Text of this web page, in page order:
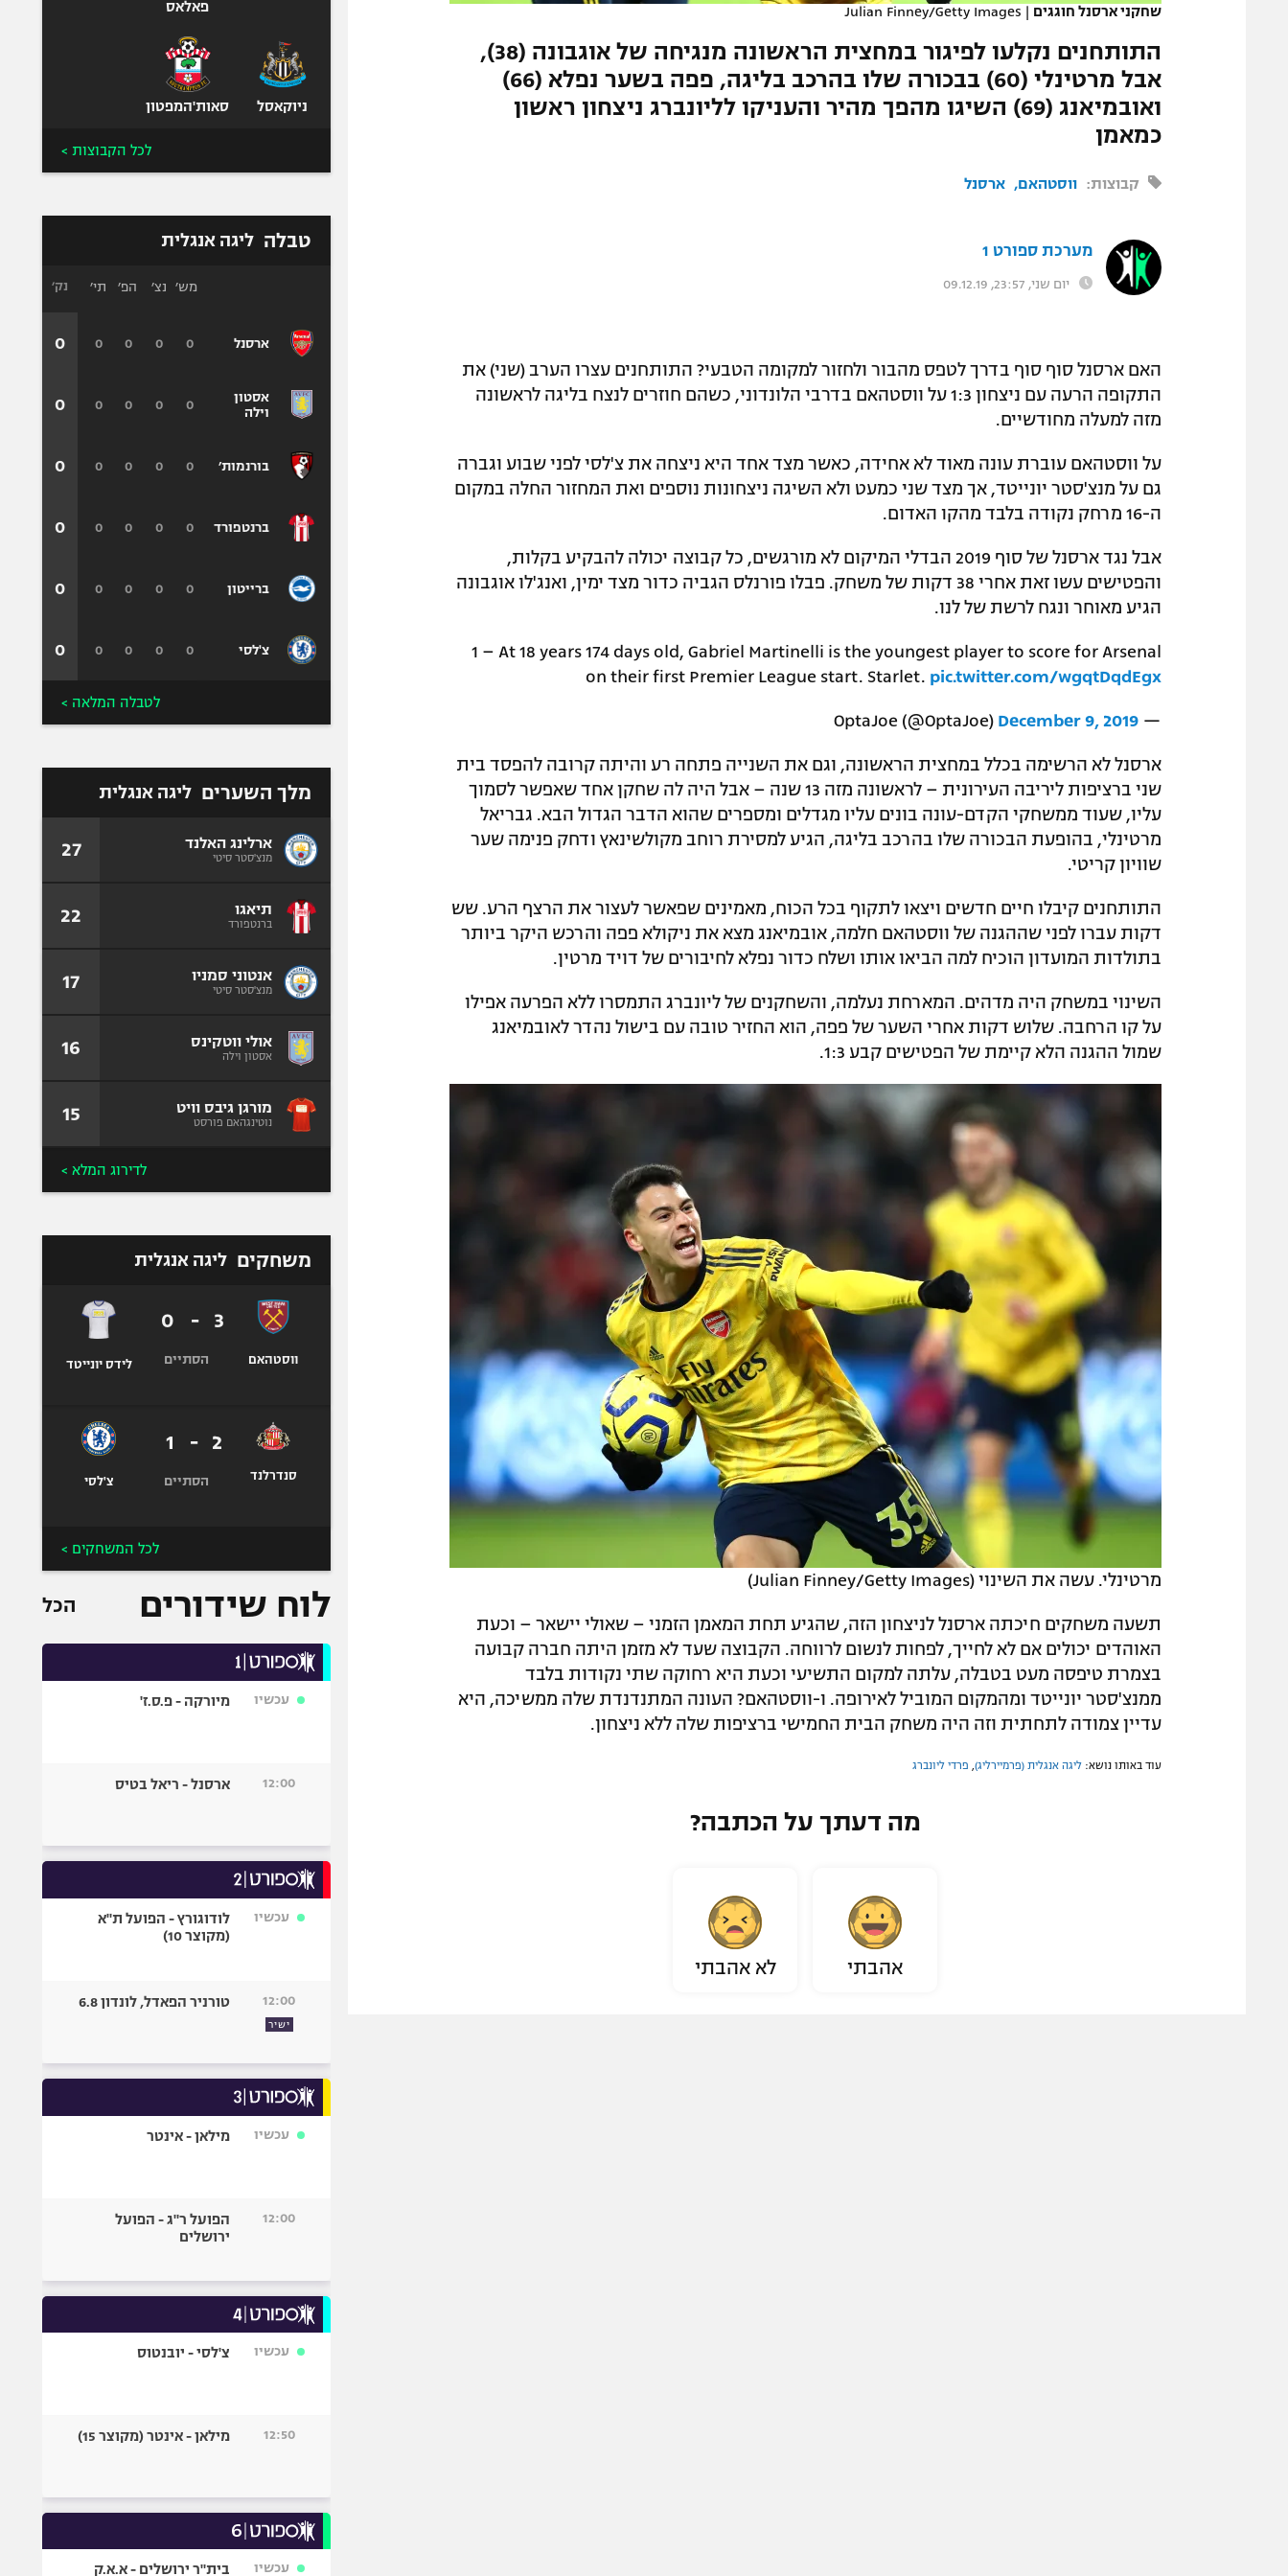
המגזיןשחקני ארסנל חוגגים |
Julian Finney/Getty Images
התותחנים נקלעו לפיגור במחצית הראשונה מנגיחה של אוגבונה (38),
אבל מרטינלי (60) בבכורה שלו בהרכב בליגה, פפה בשער נפלא (66)
ואובמיאנג (69) השיגו מהפך מהיר והעניקו לליונברג ניצחון ראשון
כמאמן
קבוצות: ווסטהאם ארסנל
מערכת ספורט 1
יום שני, 23:57, 09.12.19
האם ארסנל סוף סוף בדרך לטפס מהבור ולחזור למקומה הטבעי? התותחנים עצרו הערב (שני) את
התקופה הרעה עם ניצחון 1:3 על ווסטהאם בדרבי הלונדוני, כשהם חוזרים לנצח בליגה לראשונה
מזה למעלה מחודשיים.
על ווסטהאם עוברת עונה מאוד לא אחידה, כאשר מצד אחד היא ניצחה את צ'לסי לפני שבוע וגברה
גם על מנצ'סטר יונייטד, אך מצד שני כמעט ולא השיגה ניצחונות נוספים ואת המחזור החלה במקום
ה-16 מרחק נקודה בלבד מהקו האדום.
אבל נגד ארסנל של סוף 2019 הבדלי המיקום לא מורגשים, כל קבוצה יכולה להבקיע בקלות,
והפטישים עשו זאת אחרי 38 דקות של משחק. פבלו פורנלס הגביה כדור מצד ימין, ואנג'לו אוגבונה
הגיע מאוחר ונגח לרשת של לנו.
1 – At 18 years 174 days old, Gabriel Martinelli is the youngest player to score for Arsenal
on their first Premier League start. Starlet. pic.twitter.com/wgqtDqdEgx
— OptaJoe (@OptaJoe)
December 9, 2019
ארסנל לא הרשימה בכלל במחצית הראשונה, וגם את השנייה פתחה רע והיתה קרובה להפסד בית
שני ברציפות ליריבה העירונית – לראשונה מזה 13 שנה – אבל היה לה שחקן אחד שאפשר לסמוך
עליו, שעוד ממשחקי הקדם-עונה בונים עליו מגדלים ומספרים שהוא הדבר הגדול הבא. גבריאל
מרטינלי, בהופעת הבכורה שלו בהרכב בליגה, הגיע למסירת רוחב מקולשינאץ ודחק פנימה שער
שוויון קריטי.
התותחנים קיבלו חיים חדשים ויצאו לתקוף בכל הכוח, מאמינים שפאשר לעצור את הרצף הרע. שש
דקות עברו לפני שההגנה של ווסטהאם חלמה, אובמיאנג מצא את ניקולא פפה והרכש היקר ביותר
בתולדות המועדון הוכיח למה הביאו אותו ושלח כדור נפלא לחיבורים של דויד מרטין.
השינוי במשחק היה מדהים. המארחת נעלמה, והשחקנים של ליונברג התמסרו ללא הפרעה אפילו
על קו הרחבה. שלוש דקות אחרי השער של פפה, הוא החזיר טובה עם בישול נהדר לאובמיאנג
שמול ההגנה הלא קיימת של הפטישים קבע 1:3.
מרטינלי. עשה את השינוי (Julian Finney/Getty Images)
תשעה משחקים חיכתה ארסנל לניצחון הזה, שהגיע תחת המאמן הזמני – שאולי יישאר – וכעת
האוהדים יכולים אם לא לחייך, לפחות לנשום לרווחה. הקבוצה שעד לא מזמן היתה חברה קבועה
בצמרת טיפסה מעט בטבלה, עלתה למקום התשיעי וכעת היא רחוקה שתי נקודות בלבד
ממנצ'סטר יונייטד ומהמקום המוביל לאירופה. ו-ווסטהאם? העונה המתנדנדת שלה ממשיכה, היא
עדיין צמודה לתחתית וזה היה משחק הבית החמישי ברציפות שלה ללא ניצחון.
עוד באותו נושא: ליגה אנגלית (פרמיירליג) פרדי ליונברג
מה דעתך על הכתבה?
אהבתי לא אהבתי
פאלאס
ניוקאסל סאות'המפטון
לכל הקבוצות >
טבלה ליגה אנגלית
ארסנל
אסטון
וילה
בורנמות׳
ברנטפורד
ברייטון
צ'לסי
מש׳ נצ׳ הפ׳ תי׳
0
0
0
0
0
0
0
0
0
0
0
0
0
0
0
0
0
0
0
0
0
0
0
0
נק׳
0
0
0
0
0
0
לטבלה המלאה >
מלך השערים ליגה אנגלית
ארלינג האלנד
מנצ'סטר סיטי 27
תיאגו
ברנטפורד 22
אנטוני סמניו
מנצ'סטר סיטי 17
אולי ווטקינס
אסטון וילה 16
מורגן גיבס וויט
נוטינגהאם פורסט 15
לדירוג המלא >
משחקים ליגה אנגלית
ווסטהאם
3
-
0
הסתיים לידס יונייטד
סנדרלנד
2
-
1
הסתיים צ'לסי
לכל המשחקים >
לוח שידורים הכל
עכשיו מיורקה - פ.ס.ז'
12:00 ארסנל - ריאל בטיס
עכשיו
לודוגורץ - הפועל ת"א
(מקוצר 10)
12:00
ישיר
טורניר הפאדל, לונדון 6.8
עכשיו מילאן - אינטר
12:00
הפועל ר"ג - הפועל
ירושלים
עכשיו צ'לסי - יובנטוס
12:50 מילאן - אינטר (מקוצר 15)
עכשיו בית"ר ירושלים - א.א.ק